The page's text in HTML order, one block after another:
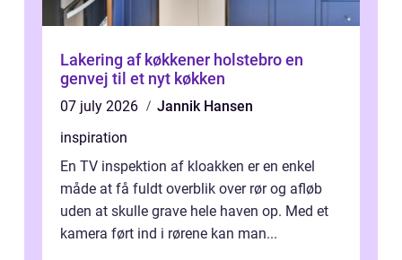
Lakering af køkkener holstebro en
genvej til et nyt køkken
07 july 2026
Jannik Hansen
inspiration
En TV inspektion af kloakken er en enkel
måde at få fuldt overblik over rør og afløb
uden at skulle grave hele haven op. Med et
kamera ført ind i rørene kan man...